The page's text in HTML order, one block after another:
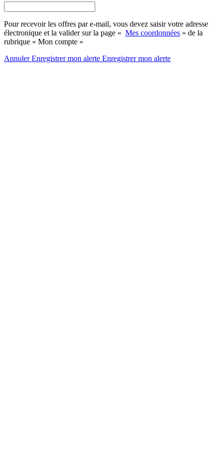
Pour recevoir les offres par e-mail, vous devez saisir votre adresse
électronique et la valider sur la page « Mes coordonnées » de la
rubrique « Mon compte »
AnnulerEnregistrer mon alerte Enregistrermon alerte